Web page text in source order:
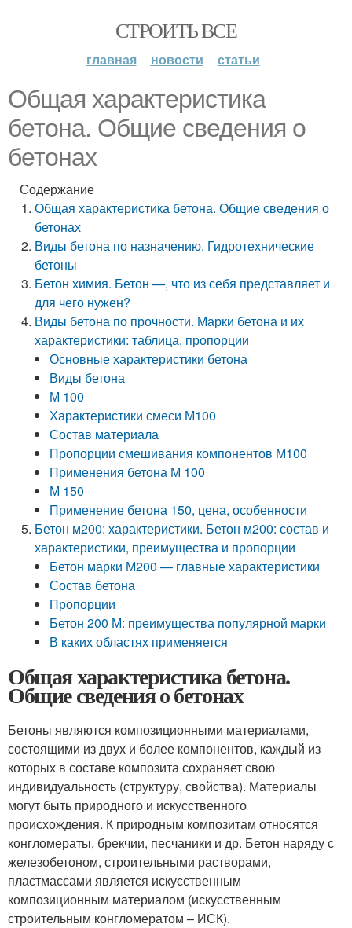
СТРОИТЬ ВСЕ
главная новости статьи
Общая характеристика
бетона. Общие сведения о
бетонах
Содержание
Общая характеристика бетона. Общие сведения о
бетонах
Виды бетона по назначению. Гидротехнические
бетоны
Бетон химия. Бетон —, что из себя представляет и
для чего нужен?
Виды бетона по прочности. Марки бетона и их
характеристики: таблица, пропорции
Основные характеристики бетона
Виды бетона
М 100
Характеристики смеси М100
Состав материала
Пропорции смешивания компонентов М100
Применения бетона М 100
М 150
Применение бетона 150, цена, особенности
Бетон м200: характеристики. Бетон м200: состав и
характеристики, преимущества и пропорции
Бетон марки М200 — главные характеристики
Состав бетона
Пропорции
Бетон 200 М: преимущества популярной марки
В каких областях применяется
Общая характеристика бетона.
Общие сведения о бетонах
Бетоны являются композиционными материалами,
состоящими из двух и более компонентов, каждый из
которых в составе композита сохраняет свою
индивидуальность (структуру, свойства). Материалы
могут быть природного и искусственного
происхождения. К природным композитам относятся
конгломераты, брекчии, песчаники и др. Бетон наряду с
железобетоном, строительными растворами,
пластмассами является искусственным
композиционным материалом (искусственным
строительным конгломератом – ИСК).